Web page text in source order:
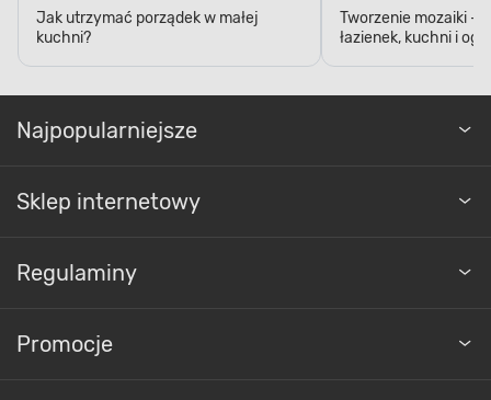
Jak utrzymać porządek w małej
kuchni?
Tworzenie mozaiki -
łazienek, kuchni i
Najpopularniejsze
Sklep internetowy
Regulaminy
Promocje